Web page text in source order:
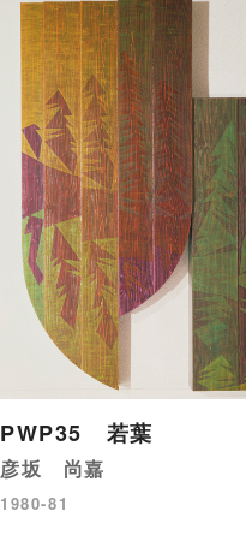
PWP35 若葉
彦坂 尚嘉
1980-81